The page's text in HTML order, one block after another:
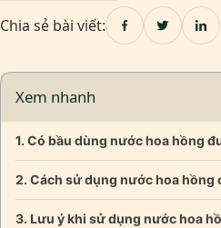
Chia sẻ bài viết:
Xem nhanh
Có bầu dùng nước hoa hồng
Cách sử dụng nước hoa hồng
Lưu ý khi sử dụng nước hoa